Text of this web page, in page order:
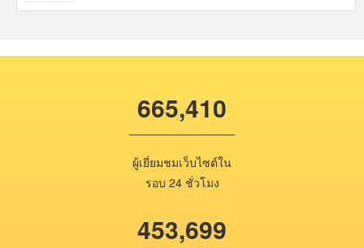
665,410
ผู้เยี่ยมชมเว็บไซต์ใน
รอบ 24 ชั่วโมง
453,699